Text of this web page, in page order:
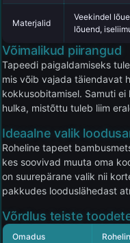
Materjalid
Veekindel
lõuend,
Võimalikud piirangud
Tapeedi paigaldamiseks
mis võib vajada täiendavat
kokkusobitamisel. Samuti
hulka, mistõttu tuleb liim
Ideaalne valik
Roheline tapeet
kes soovivad muuta oma
on suurepärane valik nii
pakkudes looduslähedast
Võrdlus teiste
Omadus